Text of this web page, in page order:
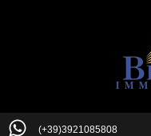
(+39)3921085808